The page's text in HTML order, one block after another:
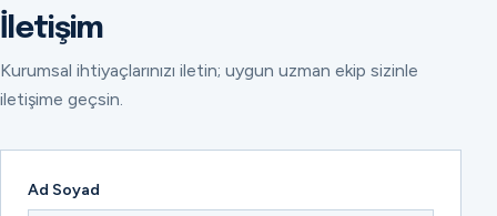
İletişim
Kurumsal ihtiyaçlarınızı iletin; uygun uzman ekip sizinle
iletişime geçsin.
Ad Soyad